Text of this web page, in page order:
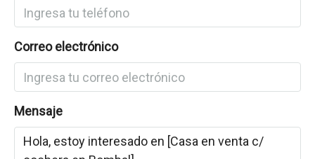
Correo electrónico
Mensaje